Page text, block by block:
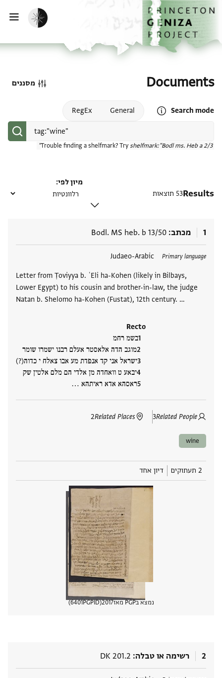
דילוג לתוכן
דף הבית
הפעלת מצב כהה
Documents
Search mode
Open search mode help
General
RegEx
Trouble finding a shelfmark? Try shelfmark:"Bodl ms. Heb a 2/3"
מסננים
Results53 תוצאות
מיון לפי
1 מכתב Bodl. MS heb. b 13/50
Primary language
Judaeo-Arabic
Letter from Ṭoviyya b. ʿEli ha-Kohen (likely in Bilbays,
Lower Egypt) to his cousin and brother-in-law, the judge
Natan b. Shelomo ha-Kohen (Fustat), 12th century. …
Recto
בשמ רחמ
מוגב הדה אלאסטר אעלם רבנו ישמרו שומר
ישראל אני קד אנפדת מע אבו צאלח י כדוה(?)
יבאע ט וואחדה מן אלדי הם מלם אלטין שק
ראסהא אדא ראיתהא ‮…
Related People
3
Related Places
2
תגים
wine
2 תעתוקים דיון אחד
נמצא בPGP מאז 2017
PGPID
6401
2 רשימה או טבלה DK 201.2